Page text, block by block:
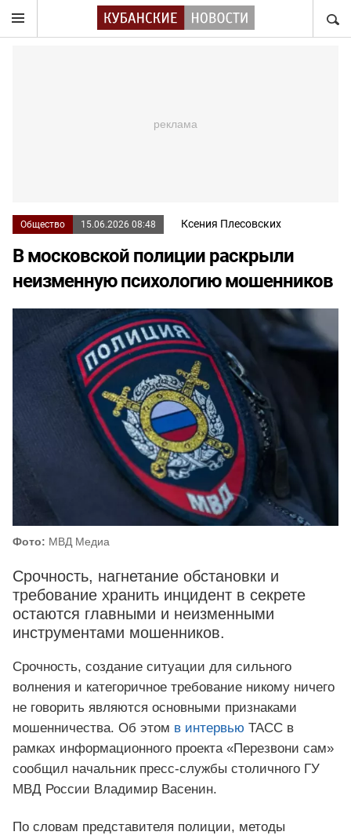
Общество 15.06.2026 08:48 Ксения Плесовских
В московской полиции раскрыли
неизменную психологию мошенников
Фото: МВД Медиа
Срочность, нагнетание обстановки и
требование хранить инцидент в секрете
остаются главными и неизменными
инструментами мошенников.
Срочность, создание ситуации для сильного
волнения и категоричное требование никому ничего
не говорить являются основными признаками
мошенничества. Об этом в интервью ТАСС в
рамках информационного проекта «Перезвони сам»
сообщил начальник пресс-службы столичного ГУ
МВД России Владимир Васенин.
По словам представителя полиции, методы